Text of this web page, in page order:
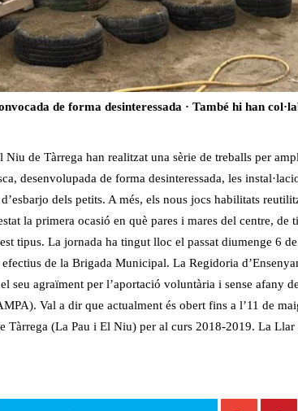
de forma desinteressada · També hi han
Niu de Tàrrega han realitzat una sèrie de treballs per
desenvolupada de forma desinteressada, les
dels petits. A més, els nous jocs habilitats
la primera ocasió en què pares i mares del centre, de
tipus. La jornada ha tingut lloc el passat diumenge 6
de la Brigada Municipal. La Regidoria
seu agraïment per l’aportació voluntària i sense afany
Val a dir que actualment és obert fins a l’11 de
Tàrrega (La Pau i El Niu) per al curs 2018-2019. La Llar